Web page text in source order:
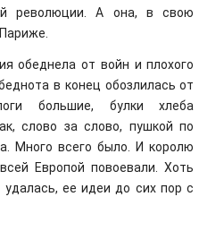
революции. А она, в свою
обеднела от войн и плохого
в конец обозлилась от
большие, булки хлеба
слово за слово, пушкой по
Много всего было. И королю
Европой повоевали. Хоть
ее идеи до сих пор с